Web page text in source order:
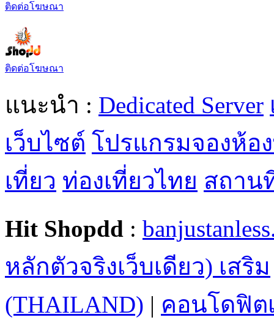
ติดต่อโฆษณา
ติดต่อโฆษณา
แนะนำ : Dedicated Server
เว็บไซต์ โปรแกรมจองห้อ
เที่ยว ท่องเที่ยวไทย สถาน
Hit Shopdd :
หลักตัวจริงเว็บเดียว) เสริม
(THAILAND) | คอนโดฟิต